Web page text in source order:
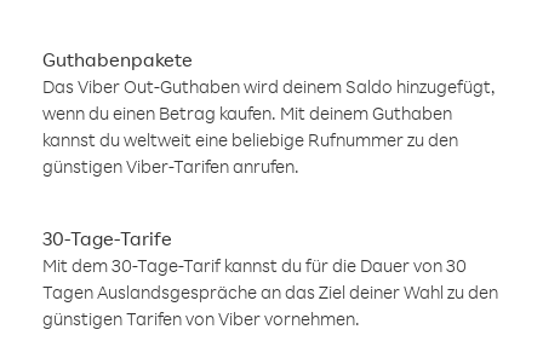
Guthabenpakete
Das Viber Out-Guthaben wird deinem Saldo hinzugefügt,
wenn du einen Betrag kaufen. Mit deinem Guthaben
kannst du weltweit eine beliebige Rufnummer zu den
günstigen Viber-Tarifen anrufen.
30-Tage-Tarife
Mit dem 30-Tage-Tarif kannst du für die Dauer von 30
Tagen Auslandsgespräche an das Ziel deiner Wahl zu den
günstigen Tarifen von Viber vornehmen.